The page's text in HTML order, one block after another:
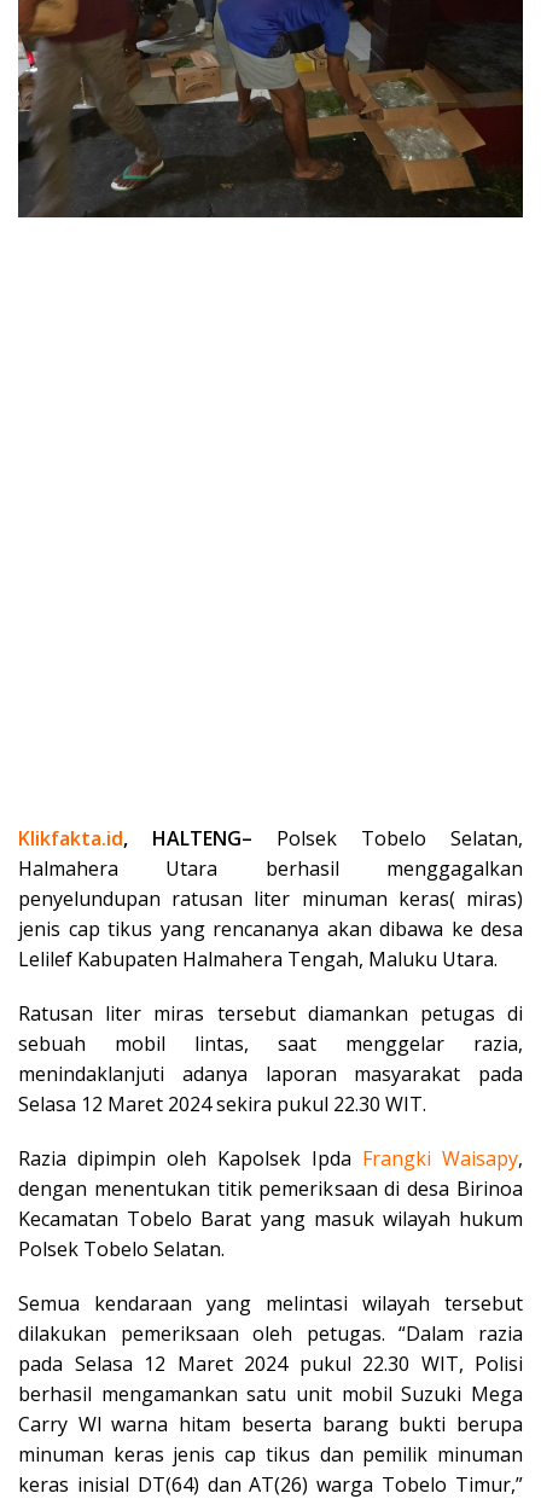
Klikfakta.id, HALTENG– Polsek Tobelo Selatan,
Halmahera Utara berhasil menggagalkan
penyelundupan ratusan liter minuman keras( miras)
jenis cap tikus yang rencananya akan dibawa ke desa
Lelilef Kabupaten Halmahera Tengah, Maluku Utara.
Ratusan liter miras tersebut diamankan petugas di
sebuah mobil lintas, saat menggelar razia,
menindaklanjuti adanya laporan masyarakat pada
Selasa 12 Maret 2024 sekira pukul 22.30 WIT.
Razia dipimpin oleh Kapolsek Ipda Frangki Waisapy,
dengan menentukan titik pemeriksaan di desa Birinoa
Kecamatan Tobelo Barat yang masuk wilayah hukum
Polsek Tobelo Selatan.
Semua kendaraan yang melintasi wilayah tersebut
dilakukan pemeriksaan oleh petugas. “Dalam razia
pada Selasa 12 Maret 2024 pukul 22.30 WIT, Polisi
berhasil mengamankan satu unit mobil Suzuki Mega
Carry Wl warna hitam beserta barang bukti berupa
minuman keras jenis cap tikus dan pemilik minuman
keras inisial DT(64) dan AT(26) warga Tobelo Timur,”